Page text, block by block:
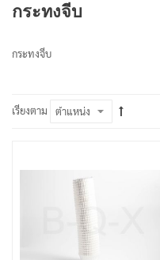
กระทงจีบ
กระทงจีบ
เรียงตาม